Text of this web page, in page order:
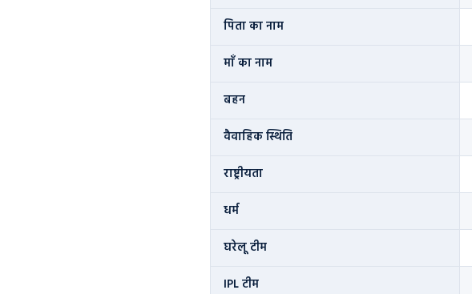
पिता का नाम
माँ का नाम
बहन
वैवाहिक स्थिति
राष्ट्रीयता
धर्म
घरेलू टीम
IPL टीम